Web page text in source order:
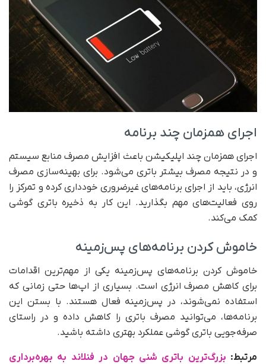
اجرای همزمان چند برنامه
اجرای همزمان چند اپلیکیشن باعث افزایش مصرف منابع سیستم
و در نتیجه مصرف بیشتر باتری می‌شود. برای بهینه‌سازی مصرف
انرژی، باید از اجرای برنامه‌های غیرضروری خودداری کرده و تمرکز را
روی فعالیت‌های مهم بگذارید. این کار به ذخیره باتری گوشی
کمک می‌کند.
خاموش کردن برنامه‌های پس‌زمینه
خاموش کردن برنامه‌های پس‌زمینه یکی از مهم‌ترین اقدامات
برای کاهش مصرف انرژی است. بسیاری از اپ‌ها حتی زمانی که
استفاده نمی‌شوند، در پس‌زمینه فعال هستند. با بستن این
برنامه‌ها، می‌توانید مصرف باتری را کاهش داده و در راستای
صرفه‌جویی باتری گوشی عملکرد بهتری داشته باشید.
مرتبط: بزرگ‌ترین باتری شنی جهان در فنلاند به بهره‌برداری